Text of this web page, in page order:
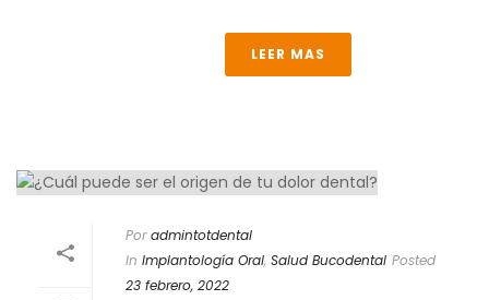
LEER MAS
Por admintotdental
In Implantología Oral, Salud Bucodental Posted
23 febrero, 2022